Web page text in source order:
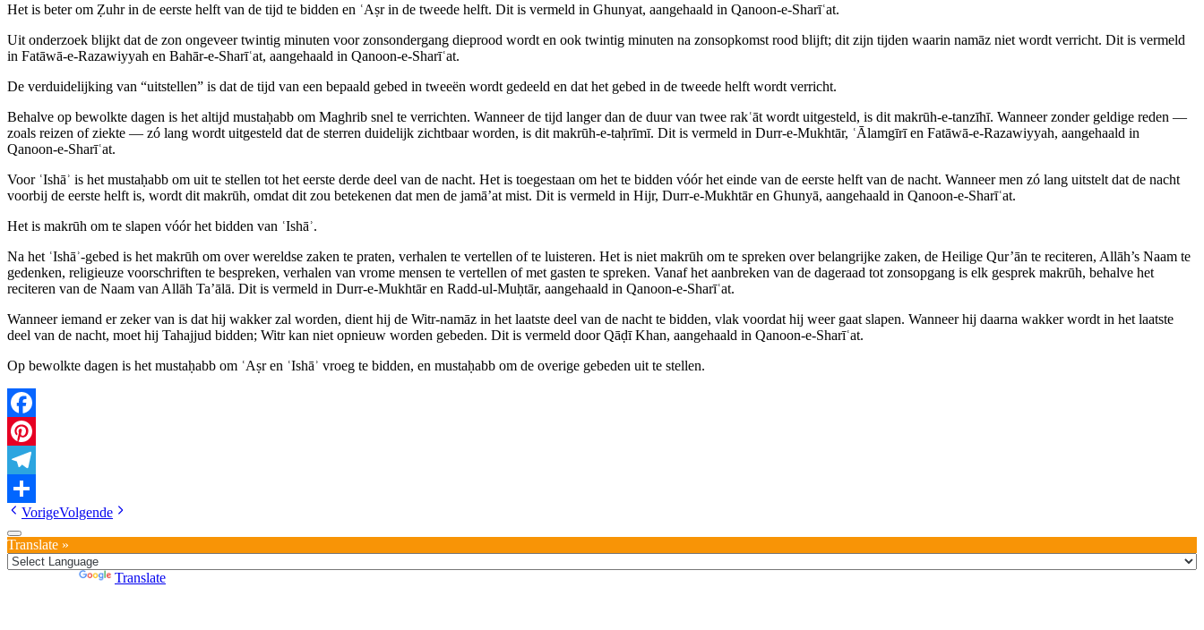
Het is beter om Ẓuhr in de eerste helft van de tijd te bidden en ʿAṣr in de tweede helft. Dit is vermeld in Ghunyat, aangehaald in Qanoon‑e‑Sharīʿat.
Uit onderzoek blijkt dat de zon ongeveer twintig minuten voor zonsondergang dieprood wordt en ook twintig minuten na zonsopkomst rood blijft; dit zijn tijden waarin namāz niet wordt verricht. Dit is vermeld
in Fatāwā‑e‑Razawiyyah en Bahār‑e‑Sharīʿat, aangehaald in Qanoon‑e‑Sharīʿat.
De verduidelijking van “uitstellen” is dat de tijd van een bepaald gebed in tweeën wordt gedeeld en dat het gebed in de tweede helft wordt verricht.
Behalve op bewolkte dagen is het altijd mustaḥabb om Maghrib snel te verrichten. Wanneer de tijd langer dan de duur van twee rakʿāt wordt uitgesteld, is dit makrūh‑e‑tanzīhī. Wanneer zonder geldige reden —
zoals reizen of ziekte — zó lang wordt uitgesteld dat de sterren duidelijk zichtbaar worden, is dit makrūh‑e‑taḥrīmī. Dit is vermeld in Durr‑e‑Mukhtār, ʿĀlamgīrī en Fatāwā‑e‑Razawiyyah, aangehaald in
Qanoon‑e‑Sharīʿat.
Voor ʿIshāʾ is het mustaḥabb om uit te stellen tot het eerste derde deel van de nacht. Het is toegestaan om het te bidden vóór het einde van de eerste helft van de nacht. Wanneer men zó lang uitstelt dat de nacht
voorbij de eerste helft is, wordt dit makrūh, omdat dit zou betekenen dat men de jamā’at mist. Dit is vermeld in Hijr, Durr‑e‑Mukhtār en Ghunyā, aangehaald in Qanoon‑e‑Sharīʿat.
Het is makrūh om te slapen vóór het bidden van ʿIshāʾ.
Na het ʿIshāʾ‑gebed is het makrūh om over wereldse zaken te praten, verhalen te vertellen of te luisteren. Het is niet makrūh om te spreken over belangrijke zaken, de Heilige Qur’ān te reciteren, Allāh’s Naam te
gedenken, religieuze voorschriften te bespreken, verhalen van vrome mensen te vertellen of met gasten te spreken. Vanaf het aanbreken van de dageraad tot zonsopgang is elk gesprek makrūh, behalve het
reciteren van de Naam van Allāh Ta’ālā. Dit is vermeld in Durr‑e‑Mukhtār en Radd‑ul‑Muḥtār, aangehaald in Qanoon‑e‑Sharīʿat.
Wanneer iemand er zeker van is dat hij wakker zal worden, dient hij de Witr‑namāz in het laatste deel van de nacht te bidden, vlak voordat hij weer gaat slapen. Wanneer hij daarna wakker wordt in het laatste
deel van de nacht, moet hij Tahajjud bidden; Witr kan niet opnieuw worden gebeden. Dit is vermeld door Qāḍī Khan, aangehaald in Qanoon‑e‑Sharīʿat.
Op bewolkte dagen is het mustaḥabb om ʿAṣr en ʿIshāʾ vroeg te bidden, en mustaḥabb om de overige gebeden uit te stellen.
Facebook
Pinterest
Telegram
Delen
VorigeVolgende
Translate »
Translate